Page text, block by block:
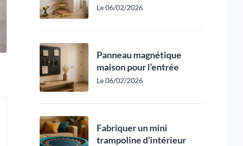
Le 06/02/2026
Panneau magnétique
maison pour l’entrée
Le 06/02/2026
Fabriquer un mini
trampoline d’intérieur